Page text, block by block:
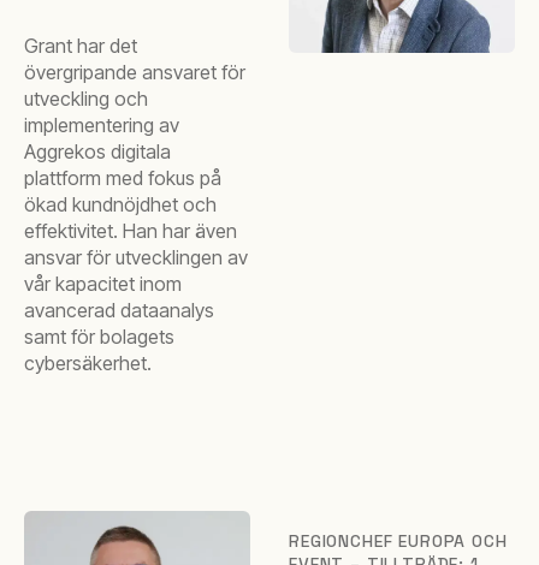
Grant har det
övergripande ansvaret för
utveckling och
implementering av
Aggrekos digitala
plattform med fokus på
ökad kundnöjdhet och
effektivitet. Han har även
ansvar för utvecklingen av
vår kapacitet inom
avancerad dataanalys
samt för bolagets
cybersäkerhet.
REGIONCHEF EUROPA OCH